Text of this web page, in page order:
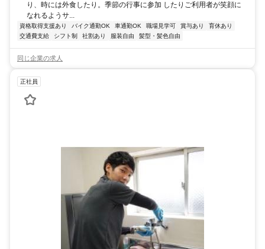
り、時には外食したり。季節の行事に参加 したりご利用者が笑顔に
なれるようサ...
資格取得支援あり バイク通勤OK 車通勤OK 職場見学可 賞与あり
育休あり
交通費支給
シフト制 社割あり 服装自由 髪型・髪色自由
同じ企業の求人
正社員